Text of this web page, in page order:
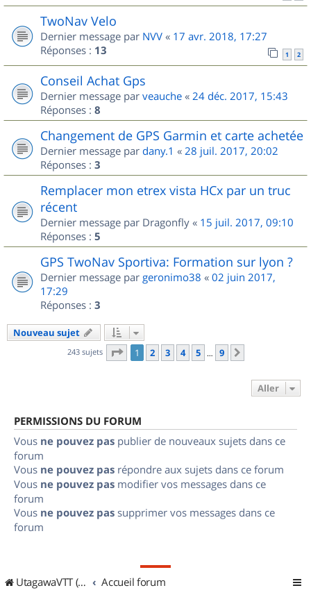
TwoNav Velo
Dernier message par NVV « 17 avr. 2018, 17:27
Réponses : 13 1 2
Conseil Achat Gps
Dernier message par veauche « 24 déc. 2017, 15:43
Réponses : 8
Changement de GPS Garmin et carte achetée
Dernier message par dany.1 « 28 juil. 2017, 20:02
Réponses : 3
Remplacer mon etrex vista HCx par un truc
récent
Dernier message par Dragonfly « 15 juil. 2017, 09:10
Réponses : 5
GPS TwoNav Sportiva: Formation sur lyon ?
Dernier message par geronimo38 « 02 juin 2017,
17:29
Réponses : 3
Nouveau sujet
243 sujets Page 1sur
1 2 3 4 5 … 9
Aller
PERMISSIONS DU FORUM
Vous ne pouvez pas publier de nouveaux sujets dans ce
forum
Vous ne pouvez pas répondre aux sujets dans ce forum
Vous ne pouvez pas modifier vos messages dans ce
forum
Vous ne pouvez pas supprimer vos messages dans ce
forum
UtagawaVTT (Randos VTT et VTTAE avec traces GPS) Accueil forum